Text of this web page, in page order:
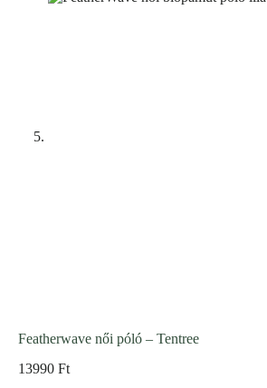
Featherwave női póló – Tentree
13990 Ft